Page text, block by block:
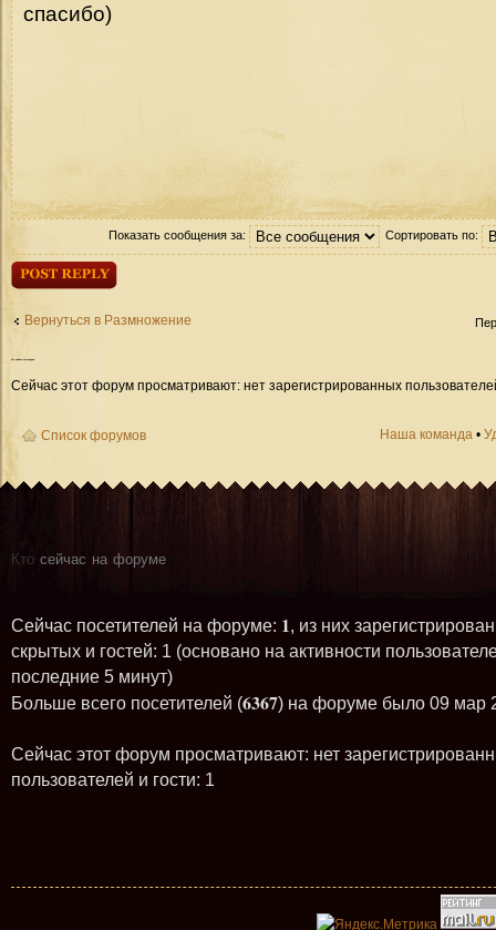
спасибо)
Показать сообщения за: Сортировать по:
Ответить
Вернуться в Размножение
Кто сейчас на форуме
Сейчас этот форум просматривают: нет зарегистрированных
Список форумов Наша команда •
Кто сейчас на форуме
Сейчас посетителей на форуме: 1, из них
скрытых и гостей: 1 (основано на активности
последние 5 минут)
Больше всего посетителей (6367) на форуме было 09 мар
Сейчас этот форум просматривают: нет
пользователей и гости: 1